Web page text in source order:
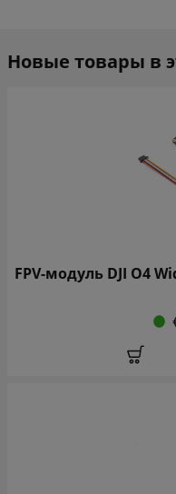
Новые товары в
FPV-модуль DJI O4